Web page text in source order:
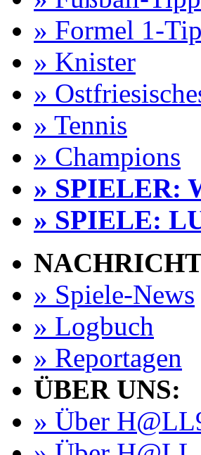
» Formel 1-
» Knister
»
» Tennis
» Champions
» SPIELER:
» SPIELE:
» Spiele-News
» Logbuch
» Reportagen
ÜBER UNS:
» Über